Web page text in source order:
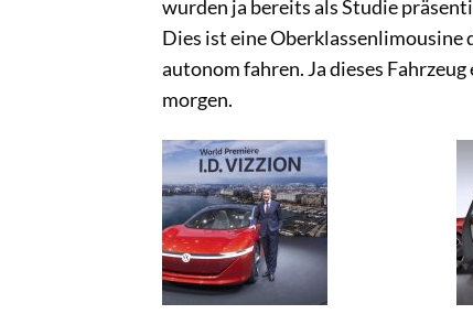
wurden ja bereits als Studie
Dies ist eine
autonom fahren. Ja dieses
morgen.